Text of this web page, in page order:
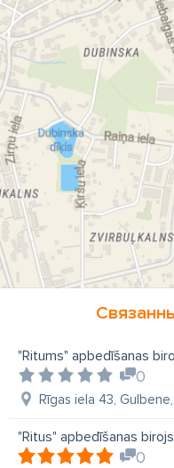
"Ritums" apbedīšanas
0
Rīgas iela 43,
"Ritus" apbedīšanas
0